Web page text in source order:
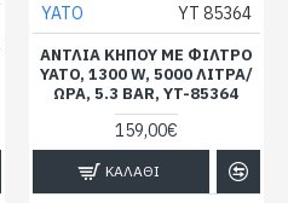
YATO YT 85364
ΑΝΤΛΊΑ ΚΉΠΟΥ ΜΕ ΦΊΛΤΡΟ
YATO, 1300 W, 5000 ΛΊΤΡΑ/
ΏΡΑ, 5.3 BAR, YT-85364
159,00€
ΚΑΛΆΘΙ